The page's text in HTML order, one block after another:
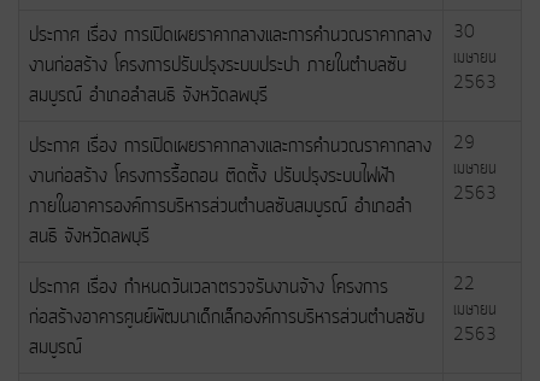
ประกาศ เรื่อง การเปิดเผยราคากลางและการคำนวณราคากลาง
งานก่อสร้าง โครงการปรับปรุงระบบประปา ภายในตำบลซับ
สมบูรณ์ อำเภอลำสนธิ จังหวัดลพบุรี
30
เมษายน
2563
ประกาศ เรื่อง การเปิดเผยราคากลางและการคำนวณราคากลาง
งานก่อสร้าง โครงการรื้อถอน ติดตั้ง ปรับปรุงระบบไฟฟ้า
ภายในอาคารองค์การบริหารส่วนตำบลซับสมบูรณ์ อำเภอลำ
สนธิ จังหวัดลพบุรี
29
เมษายน
2563
ประกาศ เรื่อง กำหนดวันเวลาตรวจรับงานจ้าง โครงการ
ก่อสร้างอาคารศูนย์พัฒนาเด็กเล็กองค์การบริหารส่วนตำบลซับ
สมบูรณ์
22
เมษายน
2563